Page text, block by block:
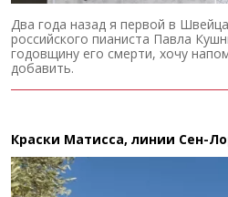
Два года назад я первой в
российского пианиста Павла
годовщину его смерти, хочу
добавить.
Краски Матисса, линии Сен-